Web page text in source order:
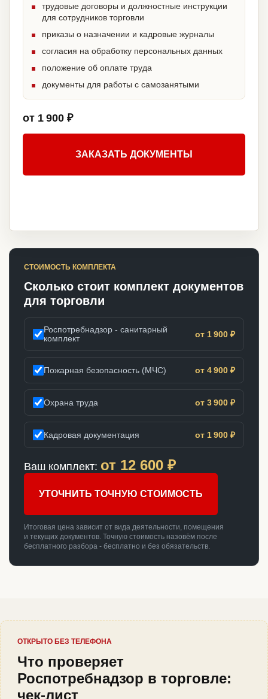
трудовые договоры и должностные инструкции
для сотрудников торговли
приказы о назначении и кадровые журналы
согласия на обработку персональных данных
положение об оплате труда
документы для работы с самозанятыми
от 1 900 ₽
ЗАКАЗАТЬ ДОКУМЕНТЫ
СТОИМОСТЬ КОМПЛЕКТА
Сколько стоит комплект документов
для торговли
Роспотребнадзор - санитарный
комплект
от 1 900 ₽
Пожарная безопасность (МЧС) от 4 900 ₽
Охрана труда от 3 900 ₽
Кадровая документация от 1 900 ₽
Ваш комплект: от 12 600 ₽
УТОЧНИТЬ ТОЧНУЮ СТОИМОСТЬ
Итоговая цена зависит от вида деятельности, помещения
и текущих документов. Точную стоимость назовём после
бесплатного разбора - бесплатно и без обязательств.
ОТКРЫТО БЕЗ ТЕЛЕФОНА
Что проверяет
Роспотребнадзор в торговле:
чек-лист